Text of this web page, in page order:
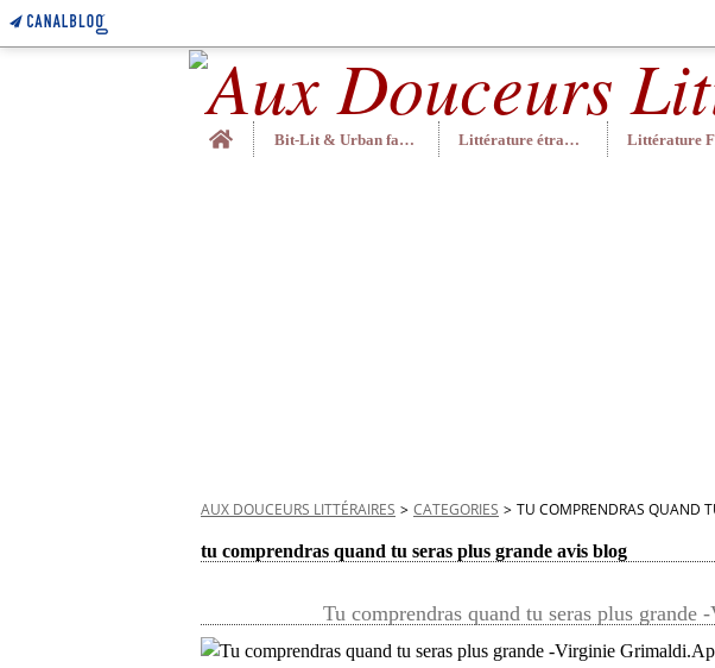
Home
Bit-Lit & Urban fantasy Littérature étrangère
AUX DOUCEURS LITTÉRAIRES > CATEGORIES > TU COMPRENDRAS QUAND
tu comprendras quand tu seras plus grande avis blog
Tu comprendras quand tu seras plus grande